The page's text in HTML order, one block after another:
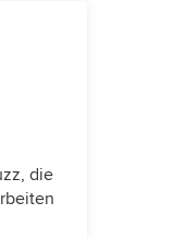
die